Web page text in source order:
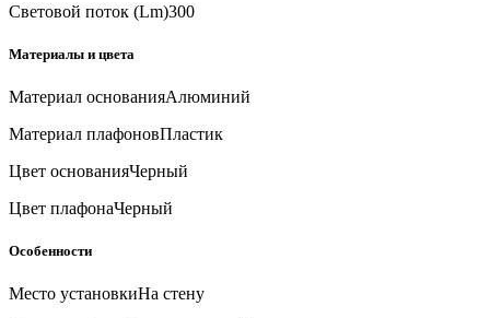
Световой поток (Lm)300
Материалы и цвета
Материал основанияАлюминий
Материал плафоновПластик
Цвет основанияЧерный
Цвет плафонаЧерный
Особенности
Место установкиНа стену